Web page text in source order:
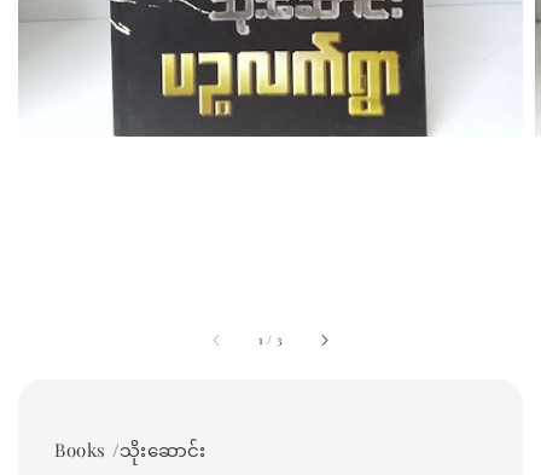
1 / 3
Books /သိုးဆောင်း